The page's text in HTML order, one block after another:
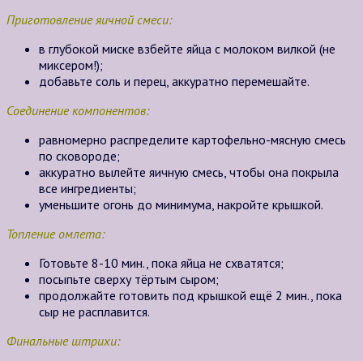
Приготовление яичной смеси:
в глубокой миске взбейте яйца с молоком вилкой (не
миксером!);
добавьте соль и перец, аккуратно перемешайте.
Соединение компонентов:
равномерно распределите картофельно-мясную смесь
по сковороде;
аккуратно вылейте яичную смесь, чтобы она покрыла
все ингредиенты;
уменьшите огонь до минимума, накройте крышкой.
Топление омлета:
Готовьте 8-10 мин., пока яйца не схватятся;
посыпьте сверху тёртым сыром;
продолжайте готовить под крышкой ещё 2 мин., пока
сыр не расплавится.
Финальные штрихи: